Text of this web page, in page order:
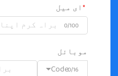
ای میل
0/100
موبائل
Code0/16